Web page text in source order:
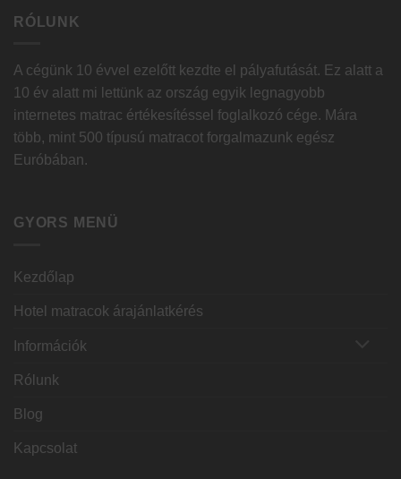
RÓLUNK
A cégünk 10 évvel ezelőtt kezdte el pályafutását. Ez alatt a
10 év alatt mi lettünk az ország egyik legnagyobb
internetes matrac értékesítéssel foglalkozó cége. Mára
több, mint 500 típusú matracot forgalmazunk egész
Euróbában.
GYORS MENÜ
Kezdőlap
Hotel matracok árajánlatkérés
Információk
Rólunk
Blog
Kapcsolat